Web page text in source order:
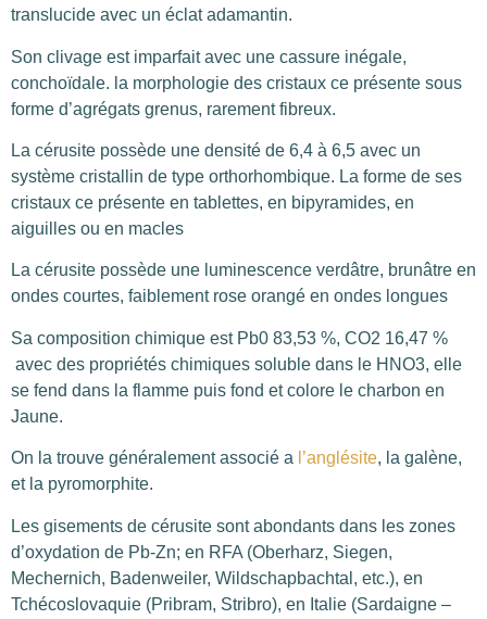
translucide avec un éclat adamantin.
Son clivage est imparfait avec une cassure inégale,
conchoïdale. la morphologie des cristaux ce présente sous
forme d’agrégats grenus, rarement fibreux.
La cérusite possède une densité de 6,4 à 6,5 avec un
système cristallin de type orthorhombique. La forme de ses
cristaux ce présente en tablettes, en bipyramides, en
aiguilles ou en macles
La cérusite possède une luminescence verdâtre, brunâtre en
ondes courtes, faiblement rose orangé en ondes longues
Sa composition chimique est Pb0 83,53 %, CO2 16,47 %
avec des propriétés chimiques soluble dans le HNO3, elle
se fend dans la flamme puis fond et colore le charbon en
Jaune.
On la trouve généralement associé a l’anglésite, la galène,
et la pyromorphite.
Les gisements de cérusite sont abondants dans les zones
d’oxydation de Pb-Zn; en RFA (Oberharz, Siegen,
Mechernich, Badenweiler, Wildschapbachtal, etc.), en
Tchécoslovaquie (Pribram, Stribro), en Italie (Sardaigne –